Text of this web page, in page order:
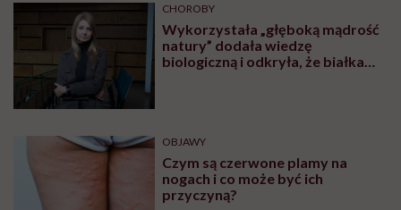
CHOROBY
Wykorzystała „głęboką mądrość
natury” dodała wiedzę
biologiczną i odkryła, że białka
OBJAWY
Czym są czerwone plamy na
nogach i co może być ich
przyczyną?